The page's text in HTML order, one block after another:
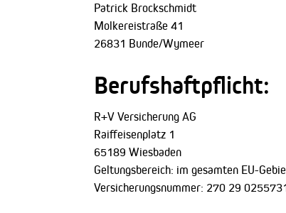
Patrick Brockschmidt
Molkereistraße 41
26831 Bunde/Wymeer
Berufshaftpflicht:
R+V Versicherung AG
Raiffeisenplatz 1
65189 Wiesbaden
Geltungsbereich: im gesamten EU-
Versicherungsnummer: 270 29